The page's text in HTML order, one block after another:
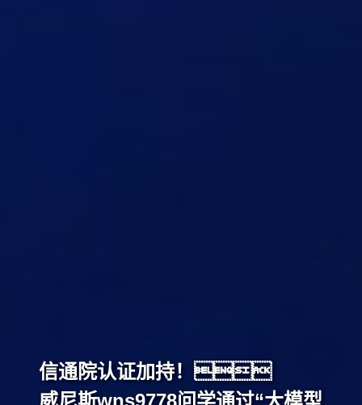
信通院认证加持！
威尼斯wns9778问学通过“大模型